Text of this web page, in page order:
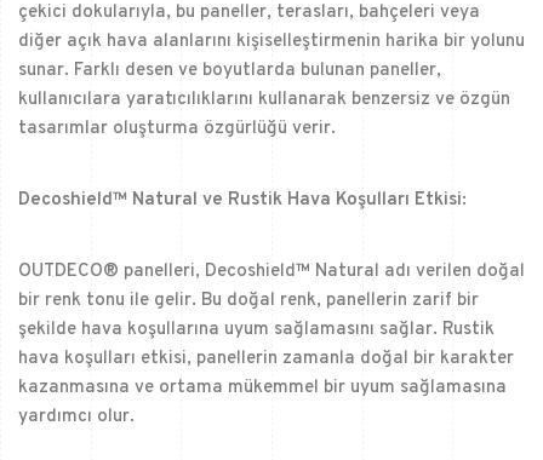
çekici dokularıyla, bu paneller, terasları, bahçeleri veya
diğer açık hava alanlarını kişiselleştirmenin harika bir yolunu
sunar. Farklı desen ve boyutlarda bulunan paneller,
kullanıcılara yaratıcılıklarını kullanarak benzersiz ve özgün
tasarımlar oluşturma özgürlüğü verir.
Decoshield™ Natural ve Rustik Hava Koşulları Etkisi:
OUTDECO® panelleri, Decoshield™ Natural adı verilen doğal
bir renk tonu ile gelir. Bu doğal renk, panellerin zarif bir
şekilde hava koşullarına uyum sağlamasını sağlar. Rustik
hava koşulları etkisi, panellerin zamanla doğal bir karakter
kazanmasına ve ortama mükemmel bir uyum sağlamasına
yardımcı olur.